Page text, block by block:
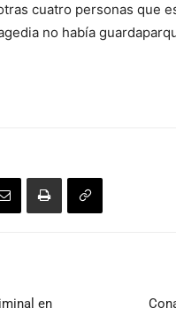
cuatro personas que
no había
en